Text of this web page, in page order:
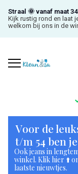
Straal 🌞 vanaf maat
Kijk rustig rond en laat
welkom bij ons in de
Only
Voor de
t/m 54 ben
Ook jeans in
winkel. Klik hier ⬆️
laatste nieuwtjes.